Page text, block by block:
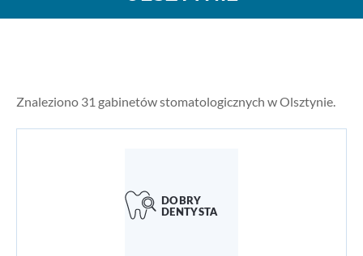
Znaleziono 31 gabinetów stomatologicznych w Olsztynie.